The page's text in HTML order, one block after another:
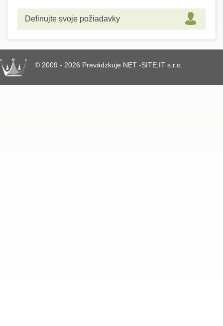
Definujte svoje požiadavky
© 2009 - 2026 Prevádzkuje NET -SITE:IT s.r.o.